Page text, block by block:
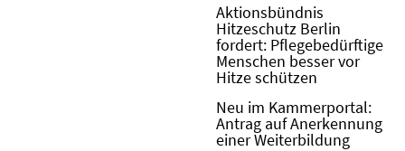
Aktionsbündnis
Hitzeschutz Berlin
fordert: Pflegebedürftige
Menschen besser vor
Hitze schützen
Neu im Kammerportal:
Antrag auf Anerkennung
einer Weiterbildung